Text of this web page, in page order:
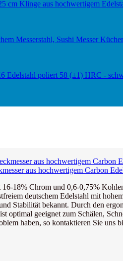
aus hochwertigem Carbon
18% Chrom und 0,6-0,75%
deutschem Edelstahl mit
Stabilität bekannt. Durch den
optimal geeignet zum Schälen,
haben, so kontaktieren Sie uns